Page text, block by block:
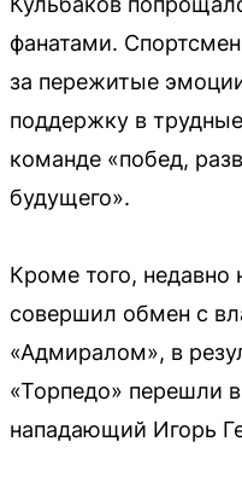
фанатами.
за пережитые
поддержку в
команде «побед,
будущего».
Кроме того, недавно
совершил обмен с
«Адмиралом», в
«Торпедо» перешли
нападающий Игорь